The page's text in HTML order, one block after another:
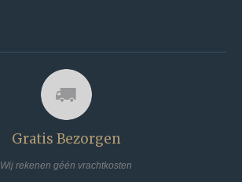
Gratis Bezorgen
Wij rekenen géén vrachtkosten